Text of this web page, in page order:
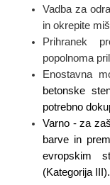
Vadba za
in okrepite
Prihranek
popolnoma
Enostavna
betonske
potrebno
Varno - za
barve in
evropskim
(Kategorija III).